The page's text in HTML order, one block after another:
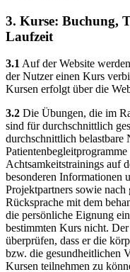
3. Kurse: Buchung,
Laufzeit
3.1 Auf der Website
der Nutzer einen Kurs
Kursen erfolgt über die
3.2 Die Übungen, die im
sind für durchschnittlich
durchschnittlich belastbare
Achtsamkeitstrainings auf
besonderen Informationen
Projektpartners sowie
Rücksprache mit dem
die persönliche Eignung
bestimmten Kurs nicht.
überprüfen, dass er die
bzw. die gesundheitlichen
Kursen teilnehmen zu